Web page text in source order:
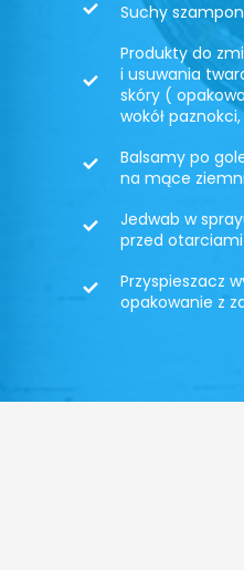
Suchy
Produkty do
i usuwania
skóry (
wokół
Balsamy po
na mące
Jedwab w
przed otarciami
Przyspieszacz
opakowanie z